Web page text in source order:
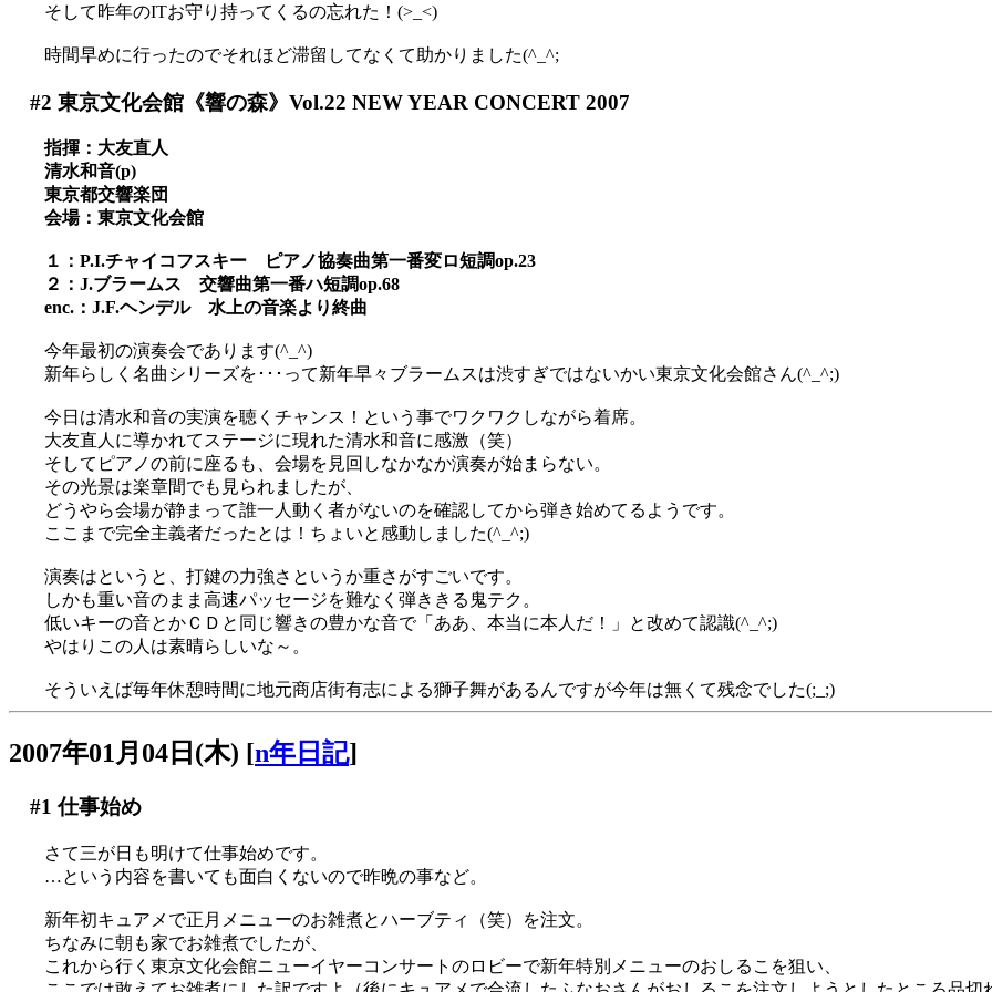
そして昨年のITお守り持ってくるの忘れた！(>_<)
時間早めに行ったのでそれほど滞留してなくて助かりました(^_^;
#2 東京文化会館《響の森》Vol.22 NEW YEAR CONCERT 2007
指揮：大友直人
清水和音(p)
東京都交響楽団
会場：東京文化会館
１：P.I.チャイコフスキー ピアノ協奏曲第一番変ロ短調op.23
２：J.ブラームス 交響曲第一番ハ短調op.68
enc.：J.F.ヘンデル 水上の音楽より終曲
今年最初の演奏会であります(^_^)
新年らしく名曲シリーズを･･･って新年早々ブラームスは渋すぎではないかい東京文化会館さん(^_^;)
今日は清水和音の実演を聴くチャンス！という事でワクワクしながら着席。
大友直人に導かれてステージに現れた清水和音に感激（笑）
そしてピアノの前に座るも、会場を見回しなかなか演奏が始まらない。
その光景は楽章間でも見られましたが、
どうやら会場が静まって誰一人動く者がないのを確認してから弾き始めてるようです。
ここまで完全主義者だったとは！ちょいと感動しました(^_^;)
演奏はというと、打鍵の力強さというか重さがすごいです。
しかも重い音のまま高速パッセージを難なく弾ききる鬼テク。
低いキーの音とかＣＤと同じ響きの豊かな音で「ああ、本当に本人だ！」と改めて認識(^_^;)
やはりこの人は素晴らしいな～。
そういえば毎年休憩時間に地元商店街有志による獅子舞があるんですが今年は無くて残念でした(;_;)
2007年01月04日(木) [n年日記]
#1 仕事始め
さて三が日も明けて仕事始めです。
…という内容を書いても面白くないので昨晩の事など。
新年初キュアメで正月メニューのお雑煮とハーブティ（笑）を注文。
ちなみに朝も家でお雑煮でしたが、
これから行く東京文化会館ニューイヤーコンサートのロビーで新年特別メニューのおしるこを狙い、